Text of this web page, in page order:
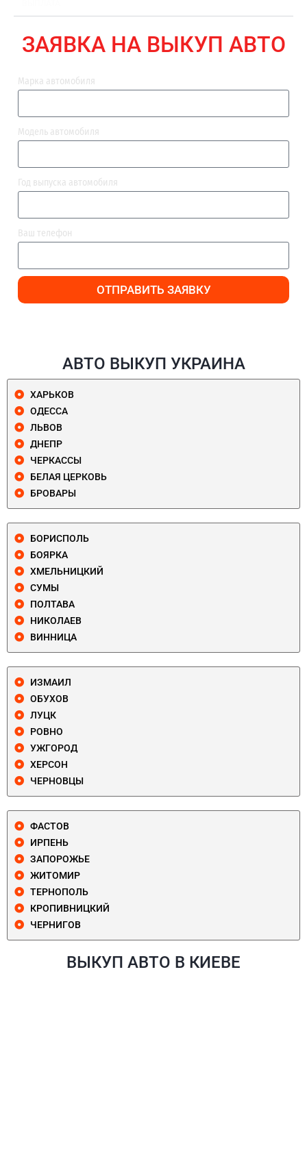
ЗАЯВКА НА ВЫКУП АВТО
Марка автомобиля
Модель автомобиля
Год выпуска автомобиля
Ваш телефон
ОТПРАВИТЬ ЗАЯВКУ
АВТО ВЫКУП УКРАИНА
ХАРЬКОВ
ОДЕССА
ЛЬВОВ
ДНЕПР
ЧЕРКАССЫ
БЕЛАЯ ЦЕРКОВЬ
БРОВАРЫ
БОРИСПОЛЬ
БОЯРКА
ХМЕЛЬНИЦКИЙ
СУМЫ
ПОЛТАВА
НИКОЛАЕВ
ВИННИЦА
ИЗМАИЛ
ОБУХОВ
ЛУЦК
РОВНО
УЖГОРОД
ХЕРСОН
ЧЕРНОВЦЫ
ФАСТОВ
ИРПЕНЬ
ЗАПОРОЖЬЕ
ЖИТОМИР
ТЕРНОПОЛЬ
КРОПИВНИЦКИЙ
ЧЕРНИГОВ
ВЫКУП АВТО В КИЕВЕ